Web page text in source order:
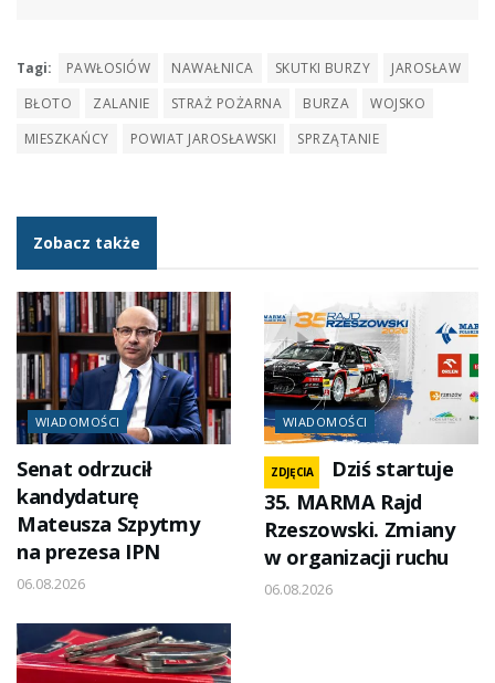
Tagi: PAWŁOSIÓW NAWAŁNICA SKUTKI BURZY
JAROSŁAW
BŁOTO
ZALANIE STRAŻ POŻARNA BURZA
WOJSKO
MIESZKAŃCY
POWIAT JAROSŁAWSKI SPRZĄTANIE
Zobacz także
WIADOMOŚCI
Senat odrzucił
kandydaturę
Mateusza Szpytmy
na prezesa IPN
06.08.2026
WIADOMOŚCI
ZDJĘCIA
Dziś startuje
35. MARMA Rajd
Rzeszowski. Zmiany
w organizacji ruchu
06.08.2026